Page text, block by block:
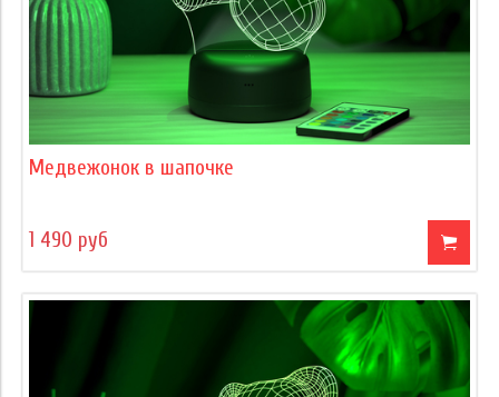
Медвежонок в шапочке
1 490 руб